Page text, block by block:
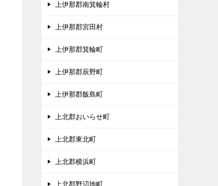
上伊那郡南箕輪村
上伊那郡宮田村
上伊那郡箕輪町
上伊那郡辰野町
上伊那郡飯島町
上北郡おいらせ町
上北郡東北町
上北郡横浜町
上北郡野辺地町